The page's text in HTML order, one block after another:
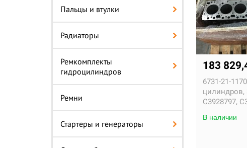
Пальцы и втулки
Радиаторы
Ремкомплекты
гидроцилиндров
Ремни
Стартеры и генераторы
183
6731-21-
цилиндров,
С3928797,
В наличии